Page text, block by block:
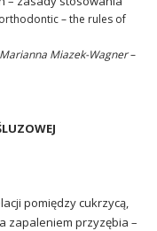
– the rules of
Miazek-Wagner–
pomiędzy cukrzycą,
zapaleniem przyzębia –